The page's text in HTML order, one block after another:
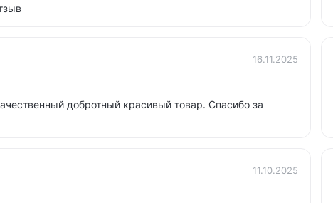
16.11.2025
добротный красивый товар. Спасибо за
11.10.2025